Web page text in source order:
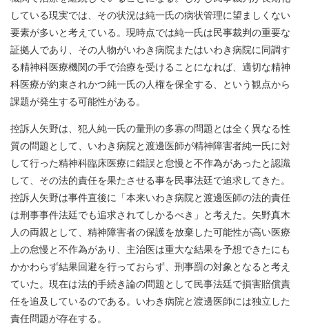
している現実では、その状況は純一氏の病状管理に望ましくない
要素が多いと考えている。現時点では純一氏は民事裁判の重要な
証拠人であり、その人物がいわき病院またはいわき病院に同調す
る精神科医療機関の手で治療を受けることになれば、適切な精神
科医療が約束されかつ純一氏の人権を保全する、という観点から
課題が発生する可能性がある。
控訴人矢野は、犯人純一氏の量刑の多寡の問題とは全く異なる性
質の問題として、いわき病院と渡邊医師が精神障害者純一氏に対
して行った精神科臨床医療に錯誤と怠慢と不作為があったと認識
して、その法的責任を果たさせる事を民事法廷で追求してきた。
控訴人矢野は事件直後に「本来いわき病院と渡邊医師の法的責任
は刑事事件法廷でも追求されてしかるべき」と考えた。矢野真木
人の両親として、精神障害者の保護を放棄した可能性が高い医療
上の怠慢と不作為があり、主治医は重大な結果を予想できたにも
かかわらず結果回避を行っておらず、刑事罰の対象となると考え
ていた。現在は法的手続き論の問題として民事法廷で損害賠償責
任を追及しているのである。いわき病院と渡邊医師には独立した
責任問題が存在する。